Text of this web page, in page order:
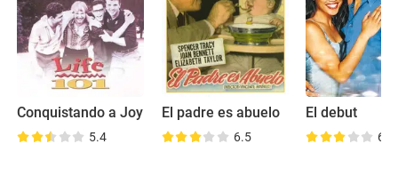
Conquistando a Joy
5.4
El padre es abuelo
6.5
El debut
6.4